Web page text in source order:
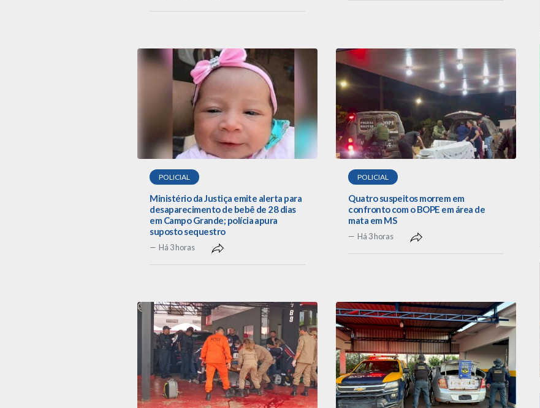
POLICIAL
Ministério da Justiça emite alerta para
desaparecimento de bebê de 28 dias
em Campo Grande; polícia apura
suposto sequestro
Há 3 horas
POLICIAL
Quatro suspeitos morrem em
confronto com o BOPE em área de
mata em MS
Há 3 horas